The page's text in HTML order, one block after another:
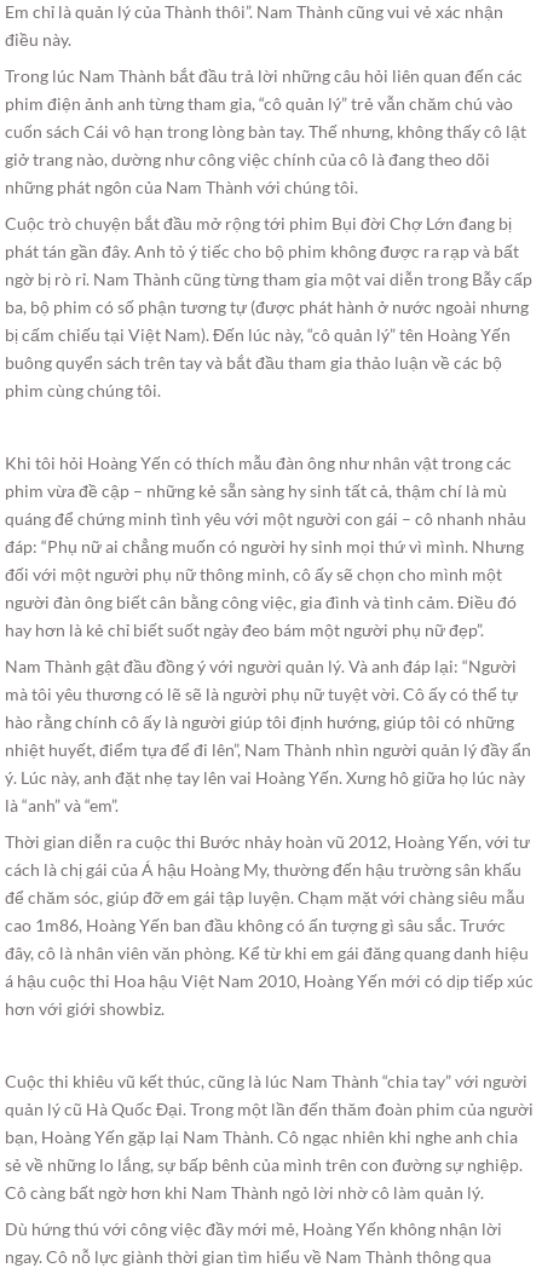
Em chỉ là quản lý của Thành thôi”. Nam Thành cũng vui vẻ xác nhận
điều này.
Trong lúc Nam Thành bắt đầu trả lời những câu hỏi liên quan đến các
phim điện ảnh anh từng tham gia, “cô quản lý” trẻ vẫn chăm chú vào
cuốn sách Cái vô hạn trong lòng bàn tay. Thế nhưng, không thấy cô lật
giở trang nào, dường như công việc chính của cô là đang theo dõi
những phát ngôn của Nam Thành với chúng tôi.
Cuộc trò chuyện bắt đầu mở rộng tới phim Bụi đời Chợ Lớn đang bị
phát tán gần đây. Anh tỏ ý tiếc cho bộ phim không được ra rạp và bất
ngờ bị rò rỉ. Nam Thành cũng từng tham gia một vai diễn trong Bẫy cấp
ba, bộ phim có số phận tương tự (được phát hành ở nước ngoài nhưng
bị cấm chiếu tại Việt Nam). Đến lúc này, “cô quản lý” tên Hoàng Yến
buông quyển sách trên tay và bắt đầu tham gia thảo luận về các bộ
phim cùng chúng tôi.
Khi tôi hỏi Hoàng Yến có thích mẫu đàn ông như nhân vật trong các
phim vừa đề cập – những kẻ sẵn sàng hy sinh tất cả, thậm chí là mù
quáng để chứng minh tình yêu với một người con gái – cô nhanh nhảu
đáp: “Phụ nữ ai chẳng muốn có người hy sinh mọi thứ vì mình. Nhưng
đối với một người phụ nữ thông minh, cô ấy sẽ chọn cho mình một
người đàn ông biết cân bằng công việc, gia đình và tình cảm. Điều đó
hay hơn là kẻ chỉ biết suốt ngày đeo bám một người phụ nữ đẹp”.
Nam Thành gật đầu đồng ý với người quản lý. Và anh đáp lại: “Người
mà tôi yêu thương có lẽ sẽ là người phụ nữ tuyệt vời. Cô ấy có thể tự
hào rằng chính cô ấy là người giúp tôi định hướng, giúp tôi có những
nhiệt huyết, điểm tựa để đi lên”, Nam Thành nhìn người quản lý đầy ẩn
ý. Lúc này, anh đặt nhẹ tay lên vai Hoàng Yến. Xưng hô giữa họ lúc này
là “anh” và “em”.
Thời gian diễn ra cuộc thi Bước nhảy hoàn vũ 2012, Hoàng Yến, với tư
cách là chị gái của Á hậu Hoàng My, thường đến hậu trường sân khấu
để chăm sóc, giúp đỡ em gái tập luyện. Chạm mặt với chàng siêu mẫu
cao 1m86, Hoàng Yến ban đầu không có ấn tượng gì sâu sắc. Trước
đây, cô là nhân viên văn phòng. Kể từ khi em gái đăng quang danh hiệu
á hậu cuộc thi Hoa hậu Việt Nam 2010, Hoàng Yến mới có dịp tiếp xúc
hơn với giới showbiz.
Cuộc thi khiêu vũ kết thúc, cũng là lúc Nam Thành “chia tay” với người
quản lý cũ Hà Quốc Đại. Trong một lần đến thăm đoàn phim của người
bạn, Hoàng Yến gặp lại Nam Thành. Cô ngạc nhiên khi nghe anh chia
sẻ về những lo lắng, sự bấp bênh của mình trên con đường sự nghiệp.
Cô càng bất ngờ hơn khi Nam Thành ngỏ lời nhờ cô làm quản lý.
Dù hứng thú với công việc đầy mới mẻ, Hoàng Yến không nhận lời
ngay. Cô nỗ lực giành thời gian tìm hiểu về Nam Thành thông qua